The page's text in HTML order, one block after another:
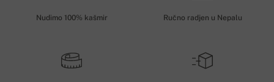
Nudimo 100% kašmir Ručno radjen u Nepalu